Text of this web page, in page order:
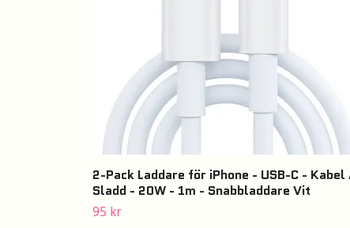
2-Pack Laddare för iPhone - USB-C - Kabel
Sladd - 20W - 1m - Snabbladdare Vit
95 kr